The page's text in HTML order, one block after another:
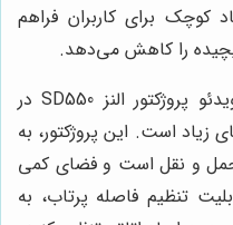
کوچک برای کاربران فراهم
را کاهش می‌دهد.
یکی از مزایای استفاده از مینی ویدئو پروژکتور النز SD550 در
است. این پروژکتور، به
حمل و نقل است و فضای کمی
تنظیم فاصله پرتاب، به